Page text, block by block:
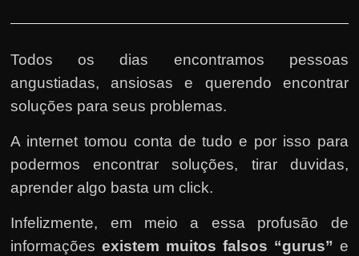
Todos os dias encontramos pessoas
angustiadas, ansiosas e querendo encontrar
soluções para seus problemas.
A internet tomou conta de tudo e por isso para
podermos encontrar soluções, tirar duvidas,
aprender algo basta um click.
Infelizmente, em meio a essa profusão de
informaçõesexistem muitos falsos “gurus” e